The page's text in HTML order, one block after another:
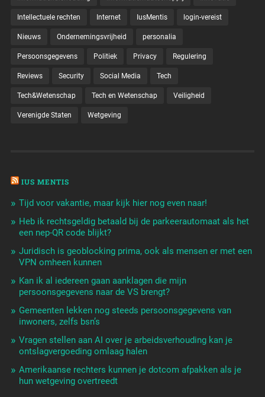
Intellectuele rechten Internet IusMentis login-vereist
Nieuws Ondernemingsvrijheid personalia
Persoonsgegevens Politiek Privacy Regulering
Reviews Security Social Media Tech
Tech&Wetenschap Tech en Wetenschap Veiligheid
Verenigde Staten Wetgeving
IUS MENTIS
Tijd voor vakantie, maar kijk hier nog even naar!
Heb ik rechtsgeldig betaald bij de parkeerautomaat als het
een nep-QR code blijkt?
Juridisch is geoblocking prima, ook als mensen er met een
VPN omheen kunnen
Kan ik al iedereen gaan aanklagen die mijn
persoonsgegevens naar de VS brengt?
Gemeenten lekken nog steeds persoonsgegevens van
inwoners, zelfs bsn’s
Vragen stellen aan AI over je arbeidsverhouding kan je
ontslagvergoeding omlaag halen
Amerikaanse rechters kunnen je dotcom afpakken als je
hun wetgeving overtreedt